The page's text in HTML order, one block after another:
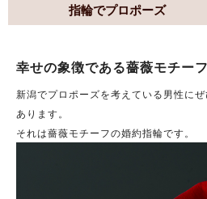
指輪でプロポーズ
幸せの象徴である薔薇モチー
新潟でプロポーズを考えている男性に
あります。
それは薔薇モチーフの婚約指輪です。